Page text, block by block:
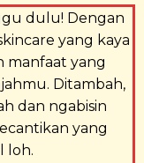
dulu! Dengan
yang kaya
manfaat yang
Ditambah,
dan ngabisin
yang
loh.